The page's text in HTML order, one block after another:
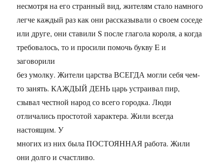
несмотря на его странный вид, жителям стало намного
легче каждый раз как они рассказывали о своем соседе
или друге, они ставили S после глагола короля, а когда
требовалось, то и просили помочь букву E и
заговорили
без умолку. Жители царства ВСЕГДА могли себя чем-
то занять. КАЖДЫЙ ДЕНЬ царь устраивал пир,
сзывал честной народ со всего городка. Люди
отличались простотой характера. Жили всегда
настоящим. У
многих из них была ПОСТОЯННАЯ работа. Жили
они долго и счастливо.